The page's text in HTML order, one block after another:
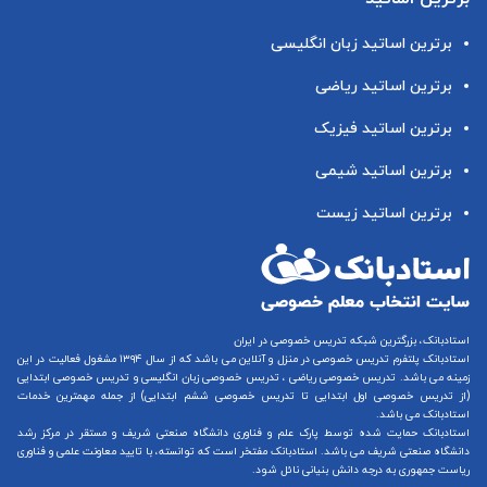
برترین اساتید زبان انگلیسی
برترین اساتید ریاضی
برترین اساتید فیزیک
برترین اساتید شیمی
برترین اساتید زیست
استادبانک، بزرگترین شبکه تدریس خصوصی در ایران
استادبانک پلتفرم تدریس خصوصی در منزل و آنلاین
می باشد که از سال ۱۳۹۴ مشغول فعالیت در این
زمینه می باشد. تدریس خصوصی ریاضی ، تدریس خصوصی زبان انگلیسیو تدریس خصوصی ابتدایی
(از تدریس خصوصی اول ابتدایی تا تدریس خصوصی ششم ابتدایی) از جمله مهمترین خدمات
استادبانک می باشد.
استادبانک حمایت شده توسط پارک علم و فناوری دانشگاه صنعتی شریف و مستقر در مرکز رشد
دانشگاه صنعتی شریف می باشد. استادبانک مفتخر است که توانسته، با تایید معاونت علمی و فناوری
ریاست جمهوری به درجه دانش بنیانی نائل شود.